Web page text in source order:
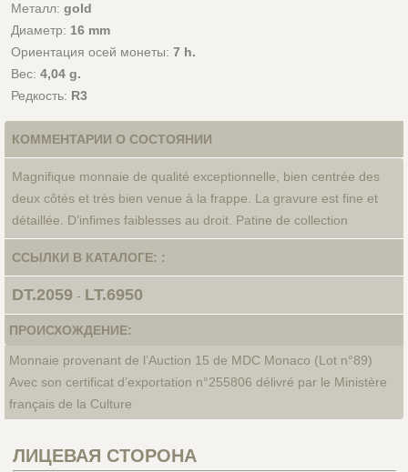
Металл: gold
Диаметр: 16 mm
Ориентация осей монеты: 7 h.
Вес: 4,04 g.
Редкость: R3
КОММЕНТАРИИ О СОСТОЯНИИ
Magnifique monnaie de qualité exceptionnelle, bien centrée des
deux côtés et très bien venue à la frappe. La gravure est fine et
détaillée. D’infimes faiblesses au droit. Patine de collection
ССЫЛКИ В КАТАЛОГЕ: :
DT.2059- LT.6950
ПРОИСХОЖДЕНИЕ:
Monnaie provenant de l’Auction 15 de MDC Monaco (Lot n°89)
Avec son certificat d’exportation n°255806 délivré par le Ministère
français de la Culture
ЛИЦЕВАЯ СТОРОНА